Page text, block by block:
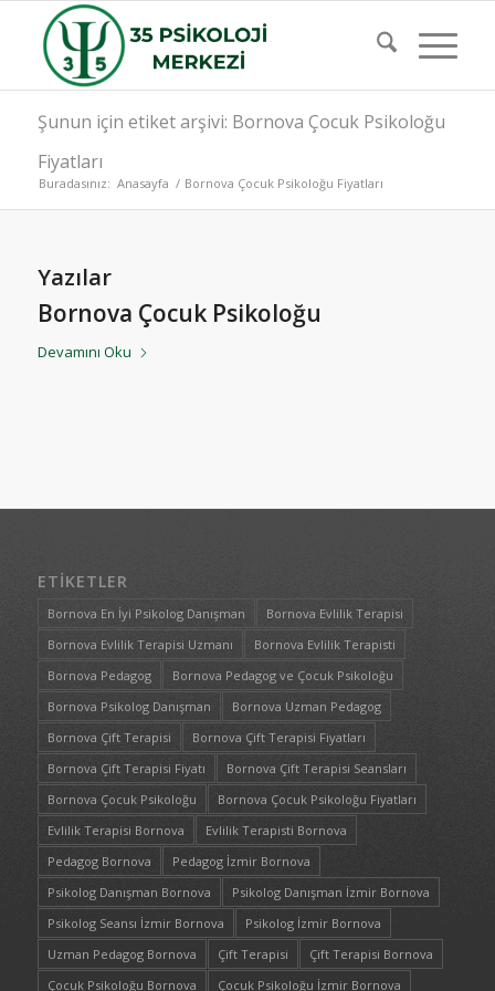
Şunun için etiket arşivi: Bornova Çocuk Psikoloğu
Fiyatları
Buradasınız: Anasayfa / Bornova Çocuk Psikoloğu Fiyatları
Yazılar
Bornova Çocuk Psikoloğu
Devamını Oku
ETIKETLER
Bornova En İyi Psikolog Danışman
Bornova Evlilik Terapisi
Bornova Evlilik Terapisi Uzmanı
Bornova Evlilik Terapisti
Bornova Pedagog
Bornova Pedagog ve Çocuk Psikoloğu
Bornova Psikolog Danışman
Bornova Uzman Pedagog
Bornova Çift Terapisi
Bornova Çift Terapisi Fiyatları
Bornova Çift Terapisi Fiyatı
Bornova Çift Terapisi Seansları
Bornova Çocuk Psikoloğu
Bornova Çocuk Psikoloğu Fiyatları
Evlilik Terapisi Bornova
Evlilik Terapisti Bornova
Pedagog Bornova
Pedagog İzmir Bornova
Psikolog Danışman Bornova
Psikolog Danışman İzmir Bornova
Psikolog Seansı İzmir Bornova
Psikolog İzmir Bornova
Uzman Pedagog Bornova
Çift Terapisi
Çift Terapisi Bornova
Çocuk Psikoloğu Bornova
Çocuk Psikoloğu İzmir Bornova